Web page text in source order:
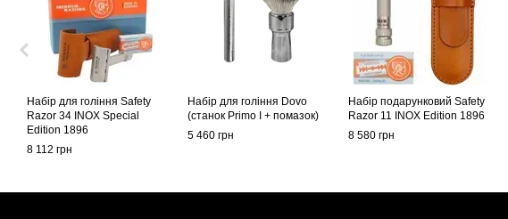
Набір для гоління Safety
Razor 34 INOX Special
Edition 1896
8 112 грн
Набір для гоління Dovo
(станок Primo І + помазок)
5 460 грн
Набір подарунковий Safety
Razor 11 INOX Edition 1896
8 580 грн